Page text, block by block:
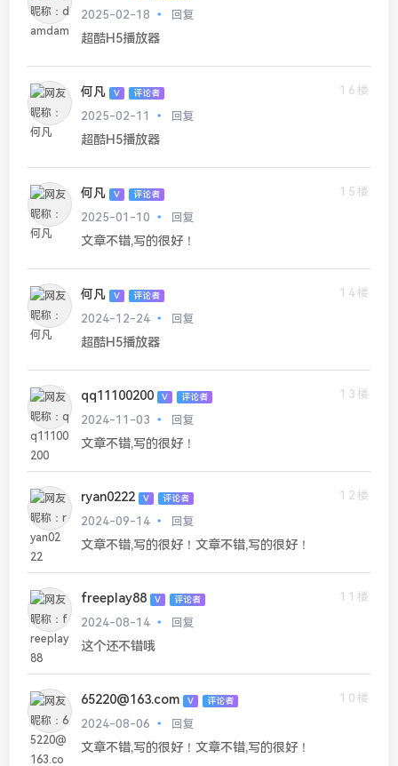
2025-02-18
回复
超酷H5播放器
何凡 V 评论者
16楼
2025-02-11
回复
超酷H5播放器
何凡 V 评论者
15楼
2025-01-10
回复
文章不错,写的很好！
何凡 V 评论者
14楼
2024-12-24
回复
超酷H5播放器
qq11100200 V 评论者
13楼
2024-11-03
回复
文章不错,写的很好！
ryan0222 V 评论者
12楼
2024-09-14
回复
文章不错,写的很好！文章不错,写的很好！
freeplay88 V 评论者
11楼
2024-08-14
回复
这个还不错哦
65220@163.com V 评论者
10楼
2024-08-06
回复
文章不错,写的很好！文章不错,写的很好！